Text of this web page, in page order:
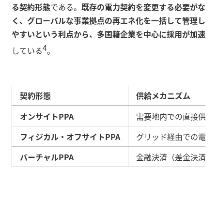
る契約形態である。 既存の電力契約を変更する必要がな
く、グローバルな事業拠点の再エネ化を一括して管理し
やすいという利点から、多国籍企業を中心に採用が加速
している4。
契約形態
供給メカニズム
オンサイトPPA
需要地内での直接供給
フィジカル・オフサイトPPA
グリッド経由での電
バーチャルPPA
金融決済（差金決済